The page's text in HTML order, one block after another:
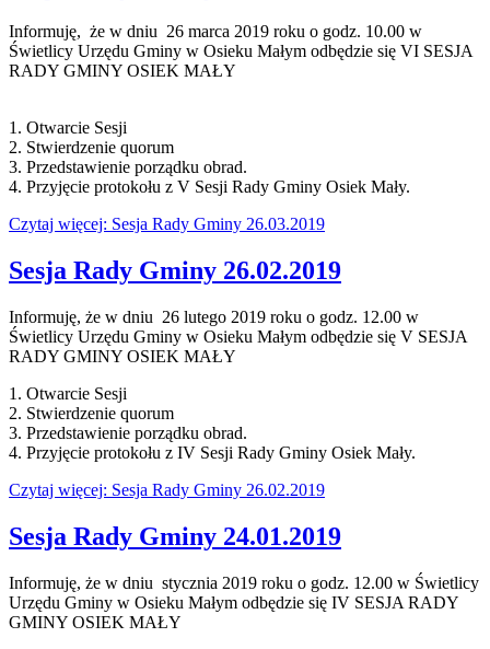
Informuję, że w dniu 26 marca 2019 roku o godz. 10.00 w
Świetlicy Urzędu Gminy w Osieku Małym odbędzie się VI SESJA
RADY GMINY OSIEK MAŁY
1. Otwarcie Sesji
2. Stwierdzenie quorum
3. Przedstawienie porządku obrad.
4. Przyjęcie protokołu z V Sesji Rady Gminy Osiek Mały.
Czytaj więcej: Sesja Rady Gminy 26.03.2019
Sesja Rady Gminy 26.02.2019
Informuję, że w dniu 26 lutego 2019 roku o godz. 12.00 w
Świetlicy Urzędu Gminy w Osieku Małym odbędzie się V SESJA
RADY GMINY OSIEK MAŁY
1. Otwarcie Sesji
2. Stwierdzenie quorum
3. Przedstawienie porządku obrad.
4. Przyjęcie protokołu z IV Sesji Rady Gminy Osiek Mały.
Czytaj więcej: Sesja Rady Gminy 26.02.2019
Sesja Rady Gminy 24.01.2019
Informuję, że w dniu stycznia 2019 roku o godz. 12.00 w Świetlicy
Urzędu Gminy w Osieku Małym odbędzie się IV SESJA RADY
GMINY OSIEK MAŁY